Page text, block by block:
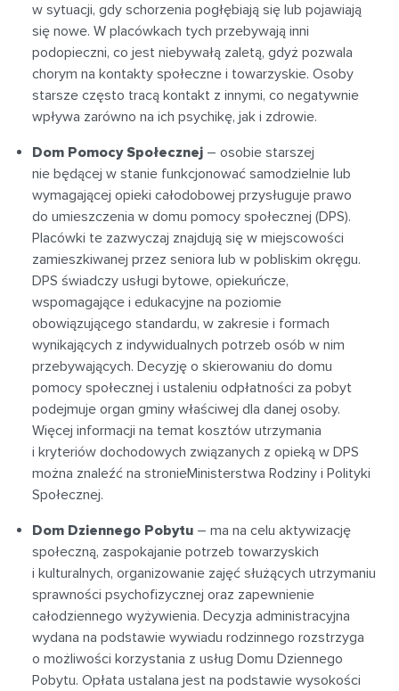
w sytuacji, gdy schorzenia pogłębiają się lub pojawiają
się nowe. W placówkach tych przebywają inni
podopieczni, co jest niebywałą zaletą, gdyż pozwala
chorym na kontakty społeczne i towarzyskie. Osoby
starsze często tracą kontakt z innymi, co negatywnie
wpływa zarówno na ich psychikę, jak i zdrowie.
Dom Pomocy Społecznej – osobie starszej
nie będącej w stanie funkcjonować samodzielnie lub
wymagającej opieki całodobowej przysługuje prawo
do umieszczenia w domu pomocy społecznej (DPS).
Placówki te zazwyczaj znajdują się w miejscowości
zamieszkiwanej przez seniora lub w pobliskim okręgu.
DPS świadczy usługi bytowe, opiekuńcze,
wspomagające i edukacyjne na poziomie
obowiązującego standardu, w zakresie i formach
wynikających z indywidualnych potrzeb osób w nim
przebywających. Decyzję o skierowaniu do domu
pomocy społecznej i ustaleniu odpłatności za pobyt
podejmuje organ gminy właściwej dla danej osoby.
Więcej informacji na temat kosztów utrzymania
i kryteriów dochodowych związanych z opieką w DPS
można znaleźć na stronieMinisterstwa Rodziny i Polityki
Społecznej.
Dom Dziennego Pobytu – ma na celu aktywizację
społeczną, zaspokajanie potrzeb towarzyskich
i kulturalnych, organizowanie zajęć służących utrzymaniu
sprawności psychofizycznej oraz zapewnienie
całodziennego wyżywienia. Decyzja administracyjna
wydana na podstawie wywiadu rodzinnego rozstrzyga
o możliwości korzystania z usług Domu Dziennego
Pobytu. Opłata ustalana jest na podstawie wysokości